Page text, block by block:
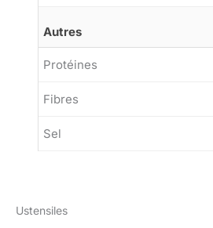
Autres
Protéines
Fibres
Sel
Ustensiles